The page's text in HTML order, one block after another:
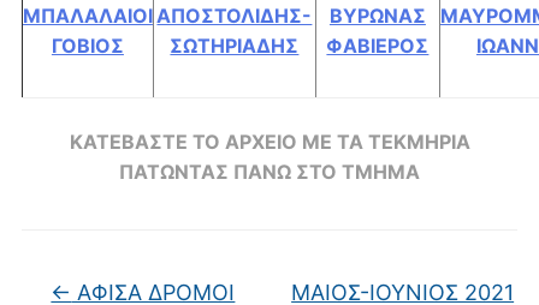
ΜΠΑΛΑΛΑΙΟΙ
ΓΟΒΙΟΣ
ΑΠΟΣΤΟΛΙΔΗΣ-
ΣΩΤΗΡΙΑΔΗΣ
ΒΥΡΩΝΑΣ
ΦΑΒΙΕΡΟΣ
ΚΑΤΕΒΑΣΤΕ ΤΟ ΑΡΧΕΙΟ ΜΕ ΤΑ ΤΕΚΜΗΡΙΑ
ΠΑΤΩΝΤΑΣ ΠΑΝΩ ΣΤΟ ΤΜΗΜΑ
← ΑΦΙΣΑ ΔΡΟΜΟΙ
ΜΑΙΟΣ-ΙΟΥΝΙΟΣ 2021